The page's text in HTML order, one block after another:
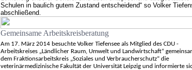
Schulen in baulich gutem Zustand entscheidend“ so Volker
abschließend.
Gemeinsame Arbeitskreisberatung
Am 17. März 2014 besuchte Volker Tiefensee als Mitglied des CDU -
Arbeitskreises „Ländlicher Raum, Umwelt und Landwirtschaft“
dem Fraktionsarbeitskreis „Soziales und Verbraucherschutz“ die
veterinärmedizinische Fakultät der Universität Leipzig und informierte